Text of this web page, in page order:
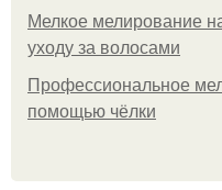
Мелкое мелирование
уходу за волосами
Профессиональное
помощью чёлки